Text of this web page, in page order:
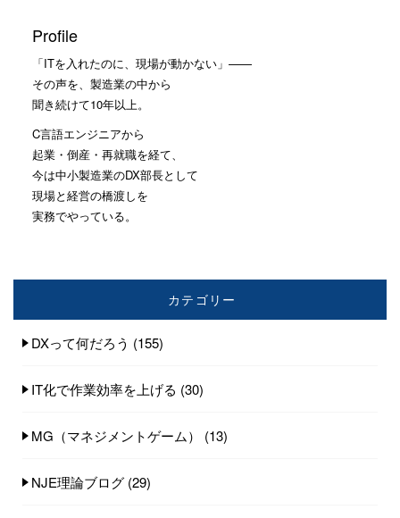
Profile
「ITを入れたのに、現場が動かない」——
その声を、製造業の中から
聞き続けて10年以上。
C言語エンジニアから
起業・倒産・再就職を経て、
今は中小製造業のDX部長として
現場と経営の橋渡しを
実務でやっている。
カテゴリー
DXって何だろう (155)
IT化で作業効率を上げる (30)
MG（マネジメントゲーム） (13)
NJE理論ブログ (29)